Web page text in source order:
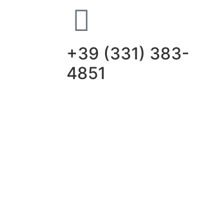
+39 (331) 383-
4851